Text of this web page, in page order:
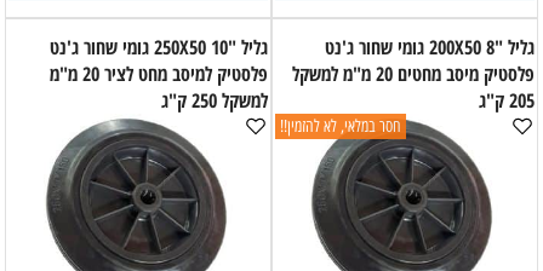
גליל "8 200X50 גומי שחור ג'נט
פלסטיק מיסב מחטים 20 מ"מ למשקל
205 ק"ג
חסר במלאי, לא להזמין!!
גליל "10 250X50 גומי שחור ג'נט
פלסטיק למיסב מחט לציר 20 מ"מ
למשקל 250 ק"ג